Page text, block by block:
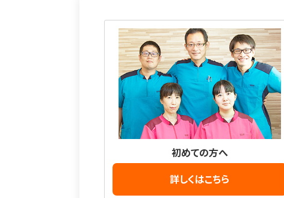
初めての方へ
詳しくはこちら